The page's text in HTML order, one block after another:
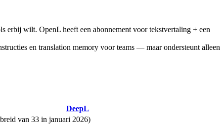
erbij wilt. OpenL heeft een abonnement voor tekstvertaling + een
en translation memory voor teams — maar ondersteunt alleen
DeepL
van 33 in januari 2026)